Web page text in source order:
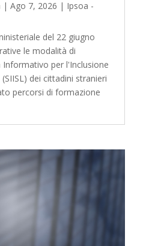
| Ago 7, 2026 | Ipsoa -
del 22 giugno
le modalità di
Informativo per l'Inclusione
dei cittadini stranieri
percorsi di formazione